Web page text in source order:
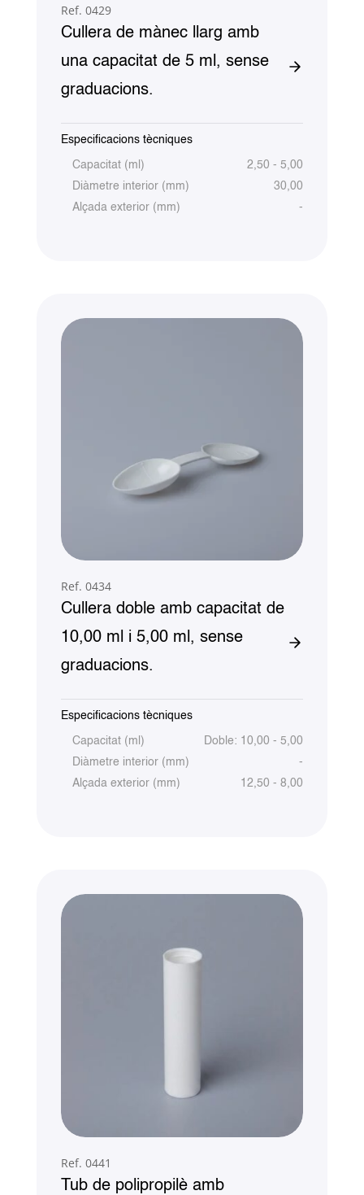
Ref. 0429
Cullera de mànec llarg amb
una capacitat de 5 ml, sense
graduacions.
Especificacions tècniques
Capacitat (ml)
2,50 - 5,00
Diàmetre interior (mm)
30,00
Alçada exterior (mm)
-
Ref. 0434
Cullera doble amb capacitat de
10,00 ml i 5,00 ml, sense
graduacions.
Especificacions tècniques
Capacitat (ml)
Doble: 10,00 - 5,00
Diàmetre interior (mm)
-
Alçada exterior (mm)
12,50 - 8,00
Ref. 0441
Tub de polipropilè amb